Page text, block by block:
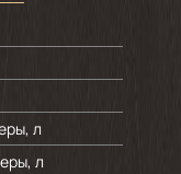
л
л